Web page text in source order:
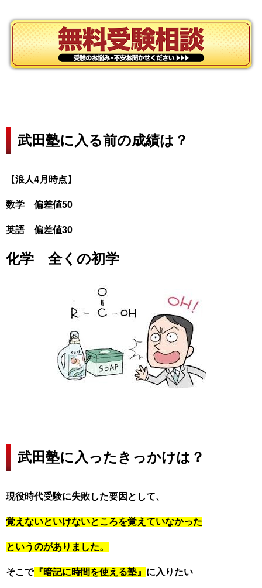
武田塾に入る前の成績は？
【浪人4月時点】
数学 偏差値50
英語 偏差値30
化学 全くの初学
武田塾に入ったきっかけは？
現役時代受験に失敗した要因として、
覚えないといけないところを覚えていなかった
というのがありました。
そこで 『暗記に時間を使える塾』 に入りたい